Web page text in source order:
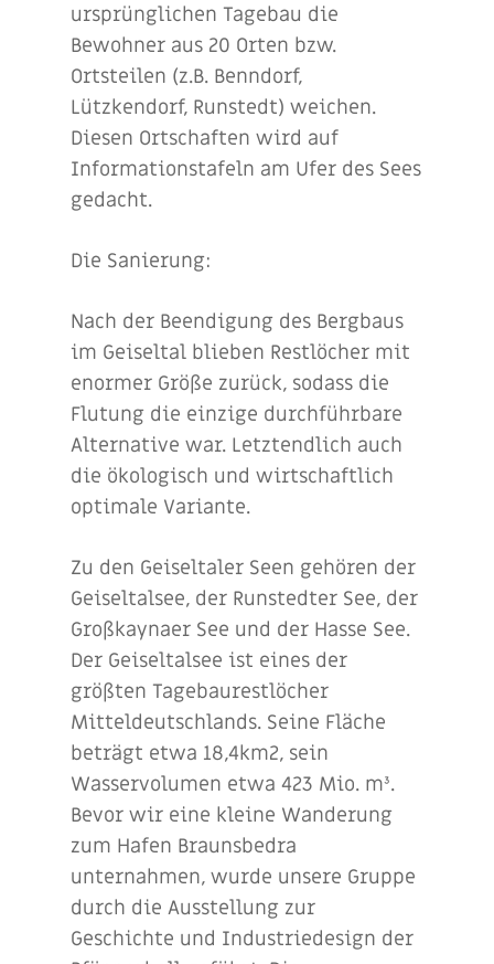
ursprünglichen Tagebau die
Bewohner aus 20 Orten bzw.
Ortsteilen (z.B. Benndorf,
Lützkendorf, Runstedt) weichen.
Diesen Ortschaften wird auf
Informationstafeln am Ufer des Sees
gedacht.
Die Sanierung:
Nach der Beendigung des Bergbaus
im Geiseltal blieben Restlöcher mit
enormer Größe zurück, sodass die
Flutung die einzige durchführbare
Alternative war. Letztendlich auch
die ökologisch und wirtschaftlich
optimale Variante.
Zu den Geiseltaler Seen gehören der
Geiseltalsee, der Runstedter See, der
Großkaynaer See und der Hasse See.
Der Geiseltalsee ist eines der
größten Tagebaurestlöcher
Mitteldeutschlands. Seine Fläche
beträgt etwa 18,4km2, sein
Wasservolumen etwa 423 Mio. m³.
Bevor wir eine kleine Wanderung
zum Hafen Braunsbedra
unternahmen, wurde unsere Gruppe
durch die Ausstellung zur
Geschichte und Industriedesign der